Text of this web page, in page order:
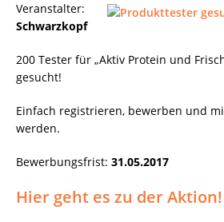
Veranstalter:
Schwarzkopf
200 Tester für „Aktiv Protein und
gesucht!
Einfach registrieren, bewerben und
werden.
Bewerbungsfrist: 31.05.2017
Hier geht es zu der Aktion!